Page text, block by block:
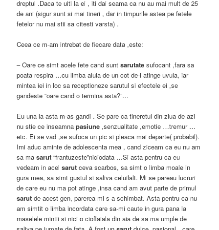
dreptul .Daca te uiti la ei , iti dai seama ca nu au mai mult de 25
de ani (sigur sunt si mai tineri , dar in timpurile astea pe fetele
fetelor nu mai stii sa citesti varsta) .
Ceea ce m-am intrebat de fiecare data ,este:
– Oare ce simt acele fete cand suntsarutate sufocant ,fara sa
poata respira …cu limba aluia de un cot de-i atinge uvula, iar
mintea iei in loc sa receptioneze sarutul si efectele ei ,se
gandeste “oare cand o termina asta?”…
Eu una la asta m-as gandi . Se pare ca tineretul din ziua de azi
nu stie ce inseamnapasiune ,senzualitate ,emotie …tremur …
etc. Ei se vad ,se sufoca un pic si pleaca mai departe( probabil).
Imi aduc aminte de adolescenta mea , cand ziceam ca eu nu am
sa masarut “frantuzeste”niciodata …Si asta pentru ca eu
vedeam in acelsarut ceva scarbos, sa simt o limba moale in
gura mea, sa simt gustul si saliva celuilalt. Mi se pareau lucruri
de care eu nu ma pot atinge ,insa cand am avut parte de primul
sarut de acest gen, parerea mi s-a schimbat. Asta pentru ca nu
am simtit o limba incordata care sa-mi caute in gura pana la
maselele mintii si nici o cioflaiala din aia de sa ma umple de